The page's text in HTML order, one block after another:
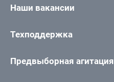
Наши вакансии
Техподдержка
Предвыборная агитация